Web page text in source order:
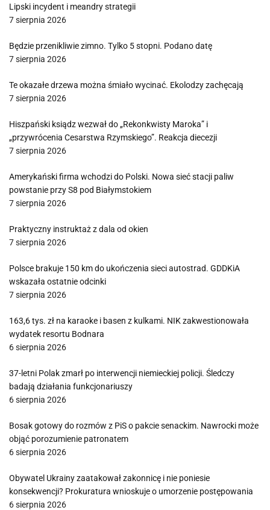
Lipski incydent i meandry strategii
7 sierpnia 2026
Będzie przenikliwie zimno. Tylko 5 stopni. Podano datę
7 sierpnia 2026
Te okazałe drzewa można śmiało wycinać. Ekolodzy zachęcają
7 sierpnia 2026
Hiszpański ksiądz wezwał do „Rekonkwisty Maroka” i
„przywrócenia Cesarstwa Rzymskiego”. Reakcja diecezji
7 sierpnia 2026
Amerykański firma wchodzi do Polski. Nowa sieć stacji paliw
powstanie przy S8 pod Białymstokiem
7 sierpnia 2026
Praktyczny instruktaż z dala od okien
7 sierpnia 2026
Polsce brakuje 150 km do ukończenia sieci autostrad. GDDKiA
wskazała ostatnie odcinki
7 sierpnia 2026
163,6 tys. zł na karaoke i basen z kulkami. NIK zakwestionowała
wydatek resortu Bodnara
6 sierpnia 2026
37-letni Polak zmarł po interwencji niemieckiej policji. Śledczy
badają działania funkcjonariuszy
6 sierpnia 2026
Bosak gotowy do rozmów z PiS o pakcie senackim. Nawrocki może
objąć porozumienie patronatem
6 sierpnia 2026
Obywatel Ukrainy zaatakował zakonnicę i nie poniesie
konsekwencji? Prokuratura wnioskuje o umorzenie postępowania
6 sierpnia 2026